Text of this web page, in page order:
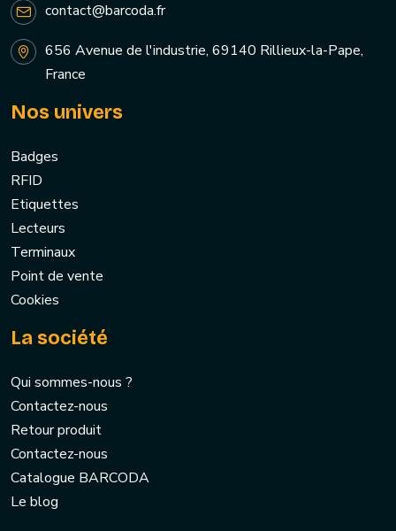
contact@barcoda.fr
656 Avenue de l'industrie, 69140 Rillieux-la-Pape,
France
Nos univers
Badges
RFID
Etiquettes
Lecteurs
Terminaux
Point de vente
Cookies
La société
Qui sommes-nous ?
Contactez-nous
Retour produit
Contactez-nous
Catalogue BARCODA
Le blog